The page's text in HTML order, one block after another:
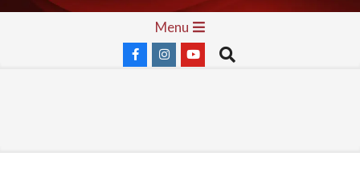
Skip
Menu
Search